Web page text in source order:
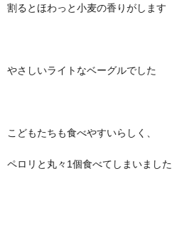
割るとほわっと小麦の香りがします
やさしいライトなベーグルでした
こどもたちも食べやすいらしく、
ペロリと丸々1個食べてしまいました